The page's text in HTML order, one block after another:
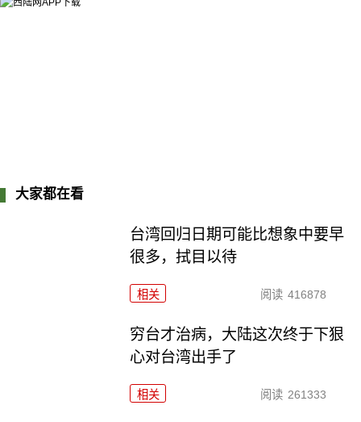
大家都在看
台湾回归日期可能比想象中要早
很多，拭目以待
相关 阅读 416878
穷台才治病，大陆这次终于下狠
心对台湾出手了
相关 阅读 261333